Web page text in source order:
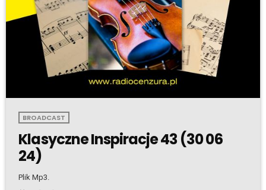
BROADCAST
Klasyczne Inspiracje 43 (30 06
24)
Plik Mp3.